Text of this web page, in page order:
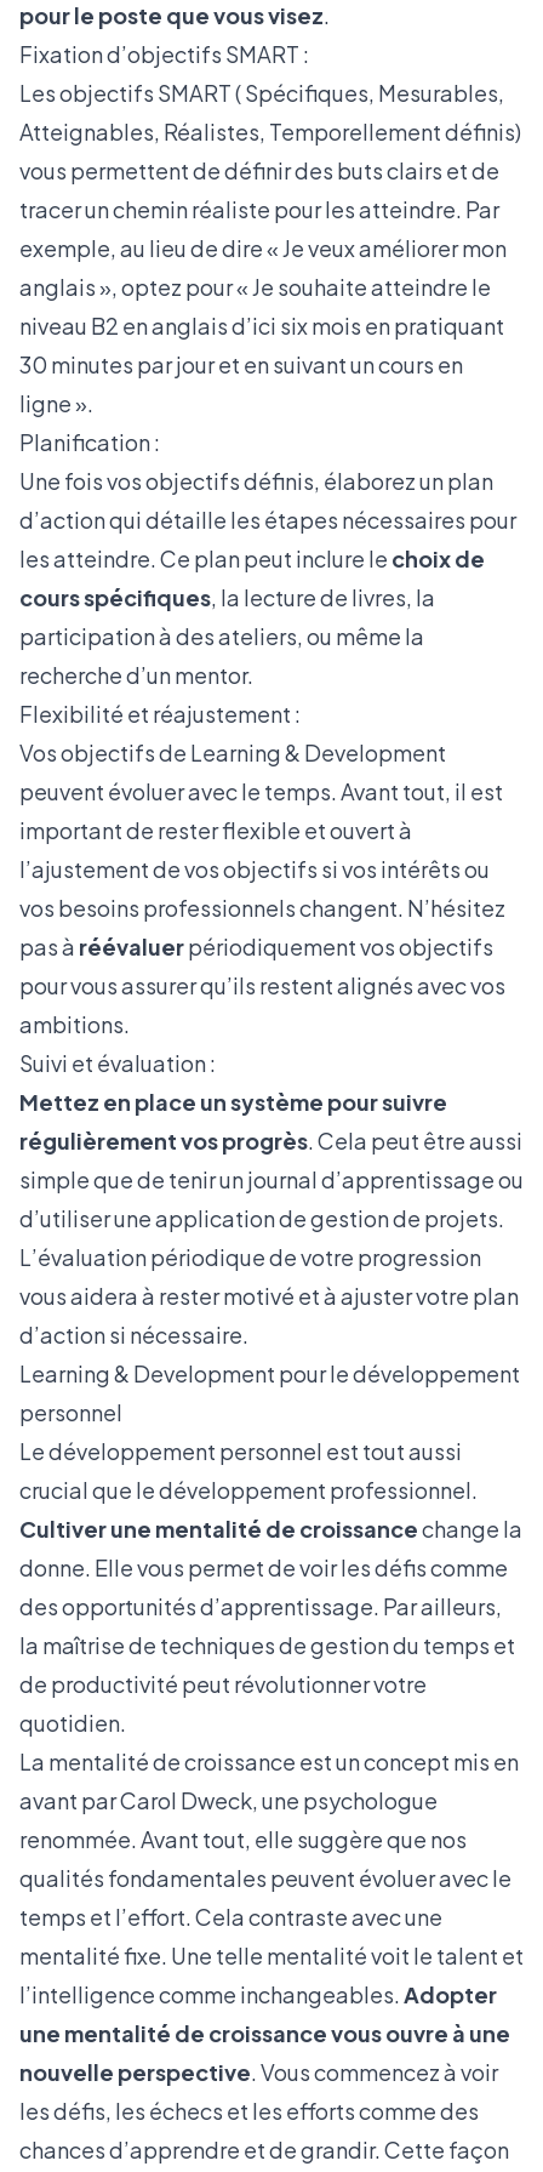
pour le poste que vous visez.
Fixation d’objectifs SMART :
Les objectifs SMART ( Spécifiques, Mesurables,
Atteignables, Réalistes, Temporellement définis)
vous permettent de définir des buts clairs et de
tracer un chemin réaliste pour les atteindre. Par
exemple, au lieu de dire « Je veux améliorer mon
anglais », optez pour « Je souhaite atteindre le
niveau B2 en anglais d’ici six mois en pratiquant
30 minutes par jour et en suivant un cours en
ligne ».
Planification :
Une fois vos objectifs définis, élaborez un plan
d’action qui détaille les étapes nécessaires pour
les atteindre. Ce plan peut inclure le choix de
cours spécifiques, la lecture de livres, la
participation à des ateliers, ou même la
recherche d’un mentor.
Flexibilité et réajustement :
Vos objectifs de Learning & Development
peuvent évoluer avec le temps. Avant tout, il est
important de rester flexible et ouvert à
l’ajustement de vos objectifs si vos intérêts ou
vos besoins professionnels changent. N’hésitez
pas à réévaluerpériodiquement vos objectifs
pour vous assurer qu’ils restent alignés avec vos
ambitions.
Suivi et évaluation :
Mettez en place un système pour suivre
régulièrement vos progrès. Cela peut être aussi
simple que de tenir un journal d’apprentissage ou
d’utiliser une application de gestion de projets.
L’évaluation périodique de votre progression
vous aidera à rester motivé et à ajuster votre plan
d’action si nécessaire.
Learning & Development pour le développement
personnel
Le développement personnel est tout aussi
crucial que le développement professionnel.
Cultiver une mentalité de croissancechange la
donne. Elle vous permet de voir les défis comme
des opportunités d’apprentissage. Par ailleurs,
la maîtrise de techniques de gestion du temps et
de productivité peut révolutionner votre
quotidien.
La mentalité de croissance est un concept mis en
avant par Carol Dweck, une psychologue
renommée. Avant tout, elle suggère que nos
qualités fondamentales peuvent évoluer avec le
temps et l’effort. Cela contraste avec une
mentalité fixe. Une telle mentalité voit le talent et
l’intelligence comme inchangeables.Adopter
une mentalité de croissance vous ouvre à une
nouvelle perspective. Vous commencez à voir
les défis, les échecs et les efforts comme des
chances d’apprendre et de grandir. Cette façon